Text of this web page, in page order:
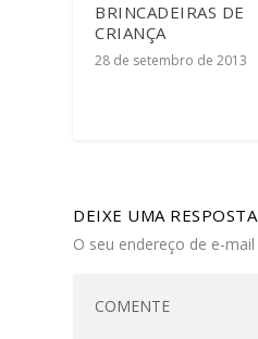
BRINCADEIRAS DE
CRIANÇA
28 de setembro de 2013
DEIXE UMA RESPOSTA
O seu endereço de e-